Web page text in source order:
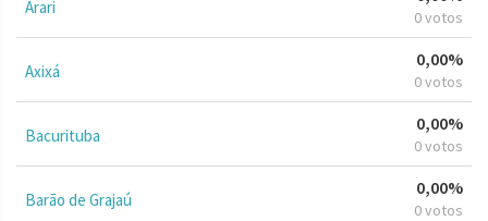
Arari 0 votos
Axixá
0,00%
0 votos
Bacurituba
0,00%
0 votos
Barão de Grajaú
0,00%
0 votos